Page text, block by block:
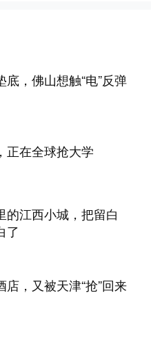
底，佛山想触“电”反弹
正在全球抢大学
的江西小城，把留白
了
店，又被天津“抢”回来